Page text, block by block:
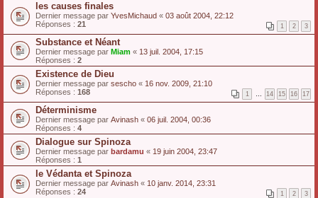
les causes finales
Dernier message par YvesMichaud « 03 août 2004, 22:12
Réponses : 21 1 2 3
Substance et Néant
Dernier message par Miam « 13 juil. 2004, 17:15
Réponses : 2
Existence de Dieu
Dernier message par sescho « 16 nov. 2009, 21:10
Réponses : 168 1 … 14 15 16 17
Déterminisme
Dernier message par Avinash « 06 juil. 2004, 00:36
Réponses : 4
Dialogue sur Spinoza
Dernier message par bardamu « 19 juin 2004, 23:47
Réponses : 1
le Védanta et Spinoza
Dernier message par Avinash « 10 janv. 2014, 23:31
Réponses : 24 1 2 3